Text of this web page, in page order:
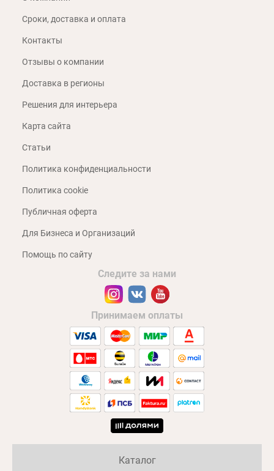
Сроки, доставка и оплата
Контакты
Отзывы о компании
Доставка в регионы
Решения для интерьера
Карта сайта
Статьи
Политика конфиденциальности
Политика cookie
Публичная оферта
Для Бизнеса и Организаций
Помощь по сайту
Следите за нами
Принимаем оплаты
Каталог